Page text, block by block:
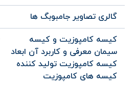
گالری تصاویر جامبوبگ ها
کیسه کامپوزیت و کیسه
سیمان معرفی و کاربرد آن ابعاد
کیسه کامپوزیت تولید کننده
کیسه های کامپوزیت
جامبوبگ پت ارتفاع